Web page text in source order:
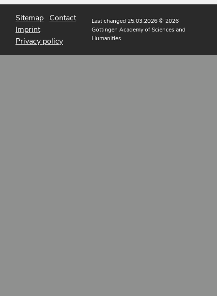
Sitemap Contact
Imprint
Privacy policy
Last changed 25.03.2026© 2026
Göttingen Academy of Sciences and
Humanities